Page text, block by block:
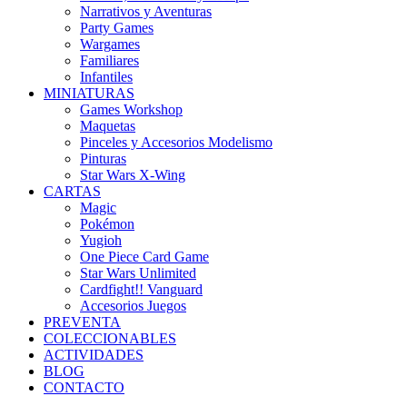
Narrativos y Aventuras
Party Games
Wargames
Familiares
Infantiles
MINIATURAS
Games Workshop
Maquetas
Pinceles y Accesorios Modelismo
Pinturas
Star Wars X-Wing
CARTAS
Magic
Pokémon
Yugioh
One Piece Card Game
Star Wars Unlimited
Cardfight!! Vanguard
Accesorios Juegos
PREVENTA
COLECCIONABLES
ACTIVIDADES
BLOG
CONTACTO